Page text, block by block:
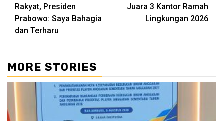
Rakyat, Presiden
Prabowo: Saya Bahagia
dan Terharu
Juara 3 Kantor Ramah
Lingkungan 2026
MORE STORIES